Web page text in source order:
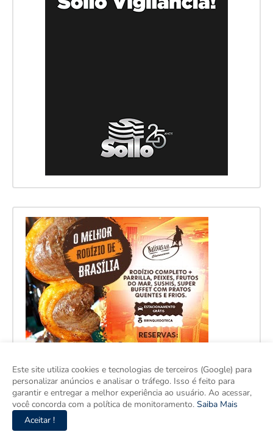
Este site utiliza cookies e tecnologias de terceiros (Google) para
personalizar anúncios e analisar o tráfego. Isso é feito para
garantir e entregar a melhor experiência ao usuário. Ao acessar,
você concorda com a política de monitoramento. Saiba Mais
Aceitar !